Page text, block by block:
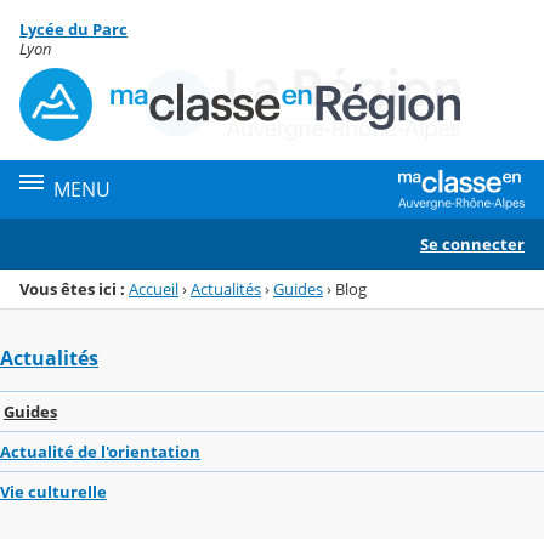
Menu de la rubrique
Contenu
Lycée du Parc
Lyon
MENU
Se connecter
Vous êtes ici : Accueil›Actualités›Guides› Blog
Actualités
Guides
Actualité de l'orientation
Vie culturelle